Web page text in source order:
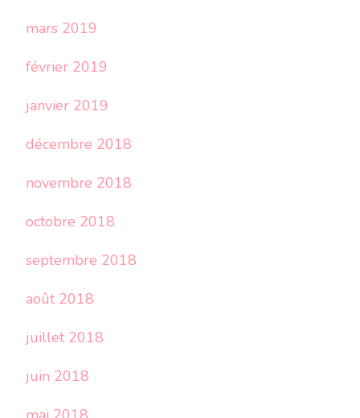
mars 2019
février 2019
janvier 2019
décembre 2018
novembre 2018
octobre 2018
septembre 2018
août 2018
juillet 2018
juin 2018